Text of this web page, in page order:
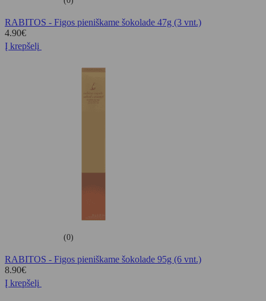
RABITOS - Figos pieniškame šokolade 47g (3 vnt.)
4.90€
Į krepšelį
(0)
RABITOS - Figos pieniškame šokolade 95g (6 vnt.)
8.90€
Į krepšelį